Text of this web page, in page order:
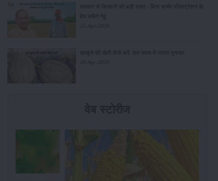
सरकार से किसानों को बड़ी राहत - बिना फार्मर रजिस्ट्रेशन के
बेच सकेंगे गेहूं
21-Apr-2026
खरबूजे की खेती कैसे करें: कम समय में ज्यादा मुनाफा
20-Apr-2026